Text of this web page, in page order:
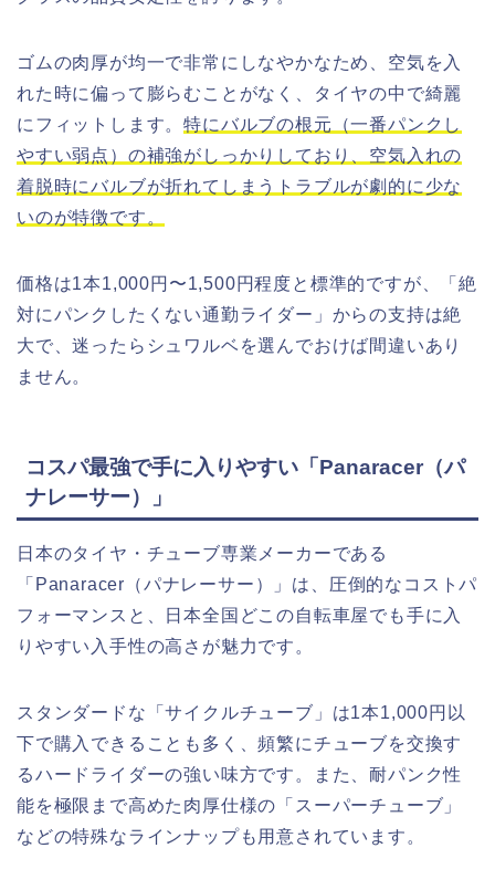
ゴムの肉厚が均一で非常にしなやかなため、空気を入
れた時に偏って膨らむことがなく、タイヤの中で綺麗
にフィットします。特にバルブの根元（一番パンクし
やすい弱点）の補強がしっかりしており、空気入れの
着脱時にバルブが折れてしまうトラブルが劇的に少な
いのが特徴です。
価格は1本1,000円〜1,500円程度と標準的ですが、「絶
対にパンクしたくない通勤ライダー」からの支持は絶
大で、迷ったらシュワルベを選んでおけば間違いあり
ません。
コスパ最強で手に入りやすい「Panaracer（パ
ナレーサー）」
日本のタイヤ・チューブ専業メーカーである
「Panaracer（パナレーサー）」は、圧倒的なコストパ
フォーマンスと、日本全国どこの自転車屋でも手に入
りやすい入手性の高さが魅力です。
スタンダードな「サイクルチューブ」は1本1,000円以
下で購入できることも多く、頻繁にチューブを交換す
るハードライダーの強い味方です。また、耐パンク性
能を極限まで高めた肉厚仕様の「スーパーチューブ」
などの特殊なラインナップも用意されています。